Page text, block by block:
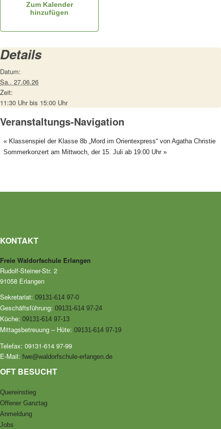
Zum Kalender
hinzufügen
Details
Datum:
Sa.. 27.06.26
Zeit:
11:30 Uhr bis 15:00 Uhr
Veranstaltungs-Navigation
« Klassenspiel der Klasse 8b „Mord im Orientexpress“ von Agatha Christie
Sommerkonzert am Mittwoch, der 15. Juli ab 19:00 Uhr »
KONTAKT
Freie Waldorfschule Erlangen
Rudolf-Steiner-Str. 2
91058 Erlangen
Sekretariat: 09131-614 97-0
Geschäftsführung: 09131-614 97-24
Küche: 09131-614 97-13
Mittagsbetreuung – Hüte: 09131-614 97-19
Telefax: 09131-614 97-99
E-Mail: fwe@waldorfschule-erlangen.de
OFT BESUCHT
Quereinstieg
Offener Ganztag
Anmeldung
Jobs